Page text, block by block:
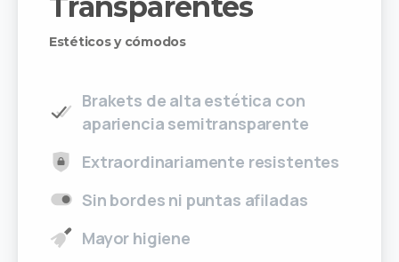
Estéticos y cómodos
Brakets de alta estética con
apariencia semitransparente
Extraordinariamente resistentes
Sin bordes ni puntas afiladas
Mayor higiene